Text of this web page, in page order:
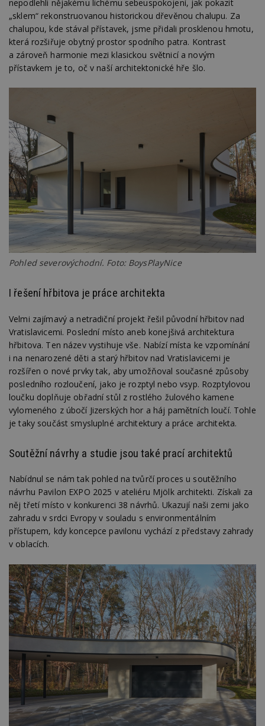
nepodlehli nějakému lichému sebeuspokojení, jak pokazit
„sklem“ rekonstruovanou historickou dřevěnou chalupu. Za
chalupou, kde stával přístavek, jsme přidali prosklenou hmotu,
která rozšiřuje obytný prostor spodního patra. Kontrast
a zároveň harmonie mezi klasickou světnicí a novým
přístavkem je to, oč v naší architektonické hře šlo.
Pohled severovýchodní. Foto: BoysPlayNice
I řešení hřbitova je práce architekta
Velmi zajímavý a netradiční projekt řešil původní hřbitov nad
Vratislavicemi. Poslední místo aneb konejšivá architektura
hřbitova. Ten název vystihuje vše. Nabízí místa ke vzpomínání
i na nenarozené děti a starý hřbitov nad Vratislavicemi je
rozšířen o nové prvky tak, aby umožňoval současné způsoby
posledního rozloučení, jako je rozptyl nebo vsyp. Rozptylovou
loučku doplňuje obřadní stůl z rostlého žulového kamene
vylomeného z úbočí Jizerských hor a háj pamětních loučí. Tohle
je taky součást smysluplné architektury a práce architekta.
Soutěžní návrhy a studie jsou také prací architektů
Nabídnul se nám tak pohled na tvůrčí proces u soutěžního
návrhu Pavilon EXPO 2025 v ateliéru Mjölk architekti. Získali za
něj třetí místo v konkurenci 38 návrhů. Ukazují naši zemi jako
zahradu v srdci Evropy v souladu s environmentálním
přístupem, kdy koncepce pavilonu vychází z představy zahrady
v oblacích.